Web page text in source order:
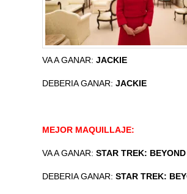
VA A GANAR: JACKIE
DEBERIA GANAR: JACKIE
MEJOR MAQUILLAJE:
VA A GANAR: STAR TREK: BEYOND
DEBERIA GANAR: STAR TREK: